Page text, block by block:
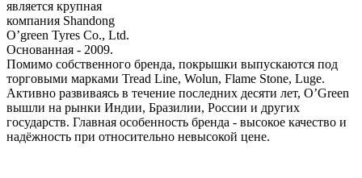
является крупная
компания Shandong
O’green Tyres Co., Ltd.
Основанная - 2009.
Помимо собственного бренда, покрышки выпускаются под
торговыми марками Tread Line, Wolun, Flame Stone, Luge.
Активно развиваясь в течение последних десяти лет, O’Green
вышли на рынки Индии, Бразилии, России и других
государств. Главная особенность бренда - высокое качество и
надёжность при относительно невысокой цене.